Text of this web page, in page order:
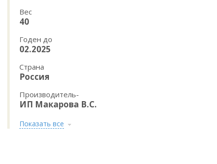
Вес
40
Годен до
02.2025
Страна
Россия
Производитель-
ИП Макарова В.С.
Показать все